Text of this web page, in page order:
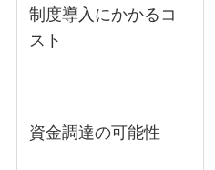
制度導入にかかるコ
スト
資金調達の可能性